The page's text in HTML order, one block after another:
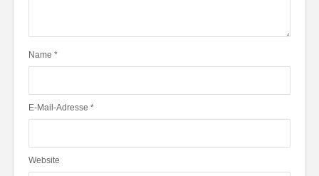
Name *
E-Mail-Adresse *
Website